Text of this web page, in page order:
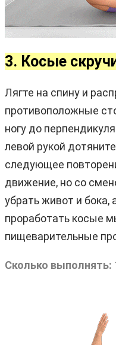
3. Косые
Лягте на спину и
противоположные
ногу до
левой рукой
следующее
движение, но со
убрать живот и бока,
проработать косые
пищеварительные
Сколько выполнять: